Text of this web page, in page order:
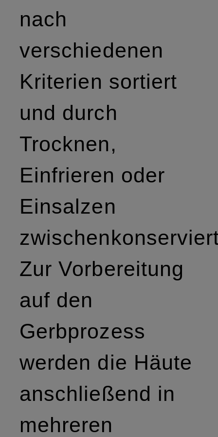
nach
verschiedenen
Kriterien sortiert
und durch
Trocknen,
Einfrieren oder
Einsalzen
Zur Vorbereitung
auf den
Gerbprozess
werden die Häute
anschließend in
mehreren